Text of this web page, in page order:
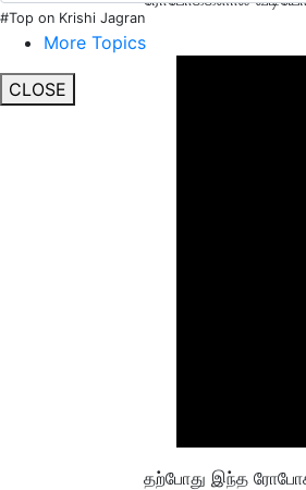
#Top on Krishi Jagran
More Topics
CLOSE
தற்போது இந்த